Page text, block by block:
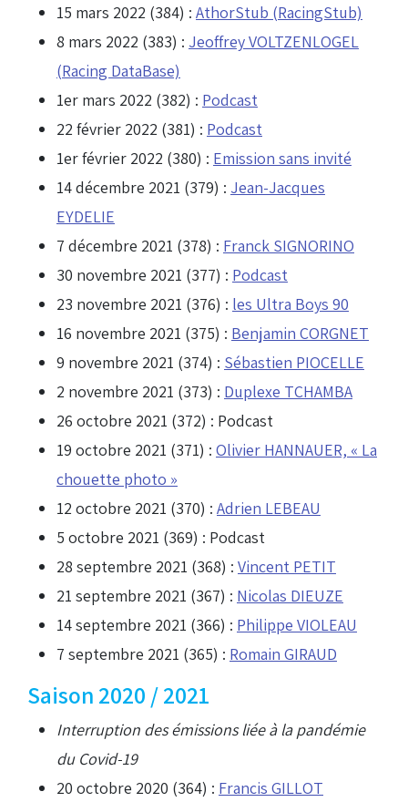
15 mars 2022 (384) : AthorStub (RacingStub)
8 mars 2022 (383) : Jeoffrey VOLTZENLOGEL
(Racing DataBase)
1er mars 2022 (382) : Podcast
22 février 2022 (381) : Podcast
1er février 2022 (380) : Emission sans invité
14 décembre 2021 (379) : Jean-Jacques
EYDELIE
7 décembre 2021 (378) : Franck SIGNORINO
30 novembre 2021 (377) : Podcast
23 novembre 2021 (376) : les Ultra Boys 90
16 novembre 2021 (375) : Benjamin CORGNET
9 novembre 2021 (374) : Sébastien PIOCELLE
2 novembre 2021 (373) : Duplexe TCHAMBA
26 octobre 2021 (372) : Podcast
19 octobre 2021 (371) : Olivier HANNAUER, « La
chouette photo »
12 octobre 2021 (370) : Adrien LEBEAU
5 octobre 2021 (369) : Podcast
28 septembre 2021 (368) : Vincent PETIT
21 septembre 2021 (367) : Nicolas DIEUZE
14 septembre 2021 (366) : Philippe VIOLEAU
7 septembre 2021 (365) : Romain GIRAUD
Saison 2020 / 2021
Interruption des émissions liée à la pandémie
du Covid-19
20 octobre 2020 (364) : Francis GILLOT